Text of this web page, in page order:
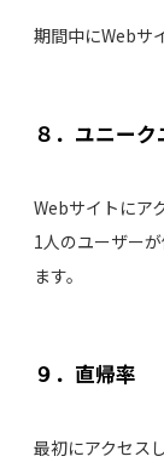
期間中にWebサ
８．ユニーク
Webサイトにア
1人のユーザー
ます。
９．直帰率
最初にアクセス